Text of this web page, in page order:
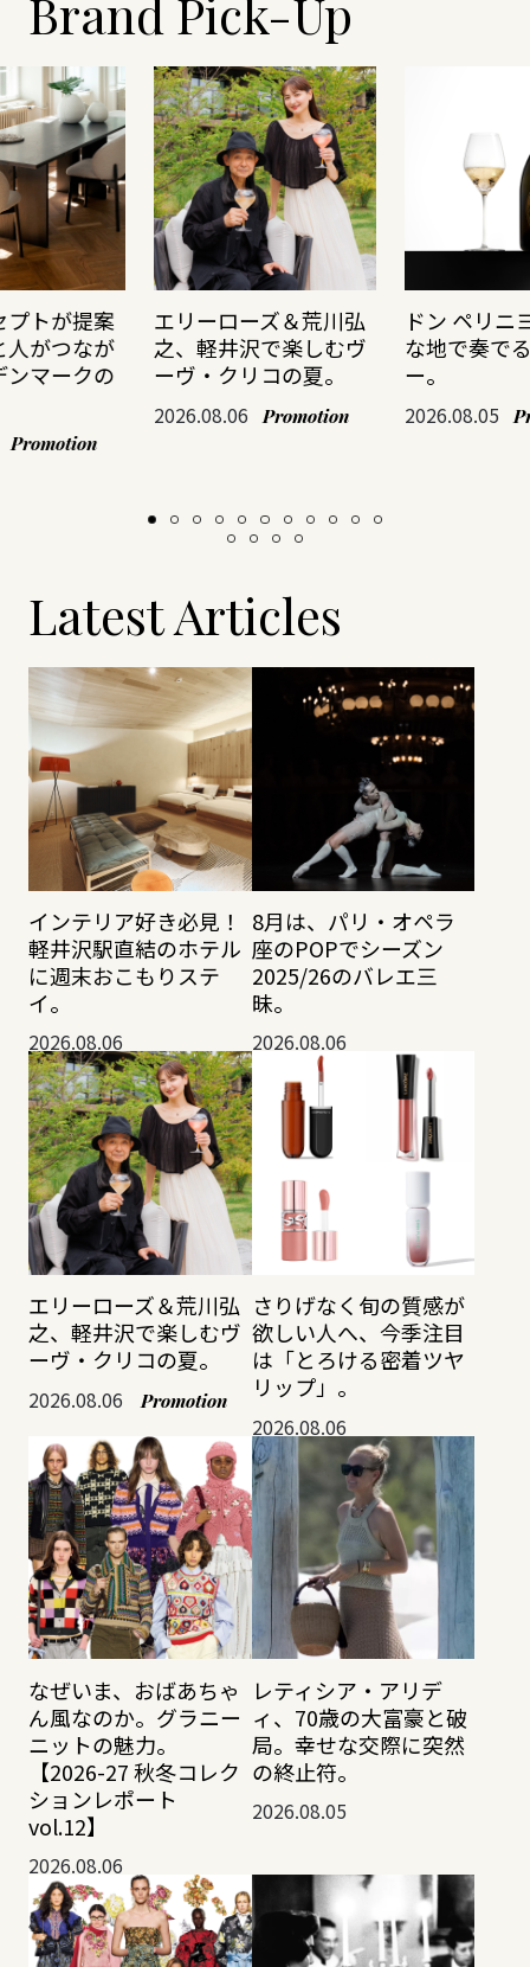
Brand Pick-Up
プトが提案
人がつなが
ンマークの
Promotion
エリーローズ＆荒川弘
之、軽井沢で楽しむヴ
ーヴ・クリコの夏。
2026.08.06 Promotion
ドン ペリニ
な地で奏で
ー。
2026.08.05
Latest Articles
インテリア好き必見！
軽井沢駅直結のホテル
に週末おこもりステ
イ。
2026.08.06
8月は、パリ・オペラ
座のPOPでシーズン
2025/26のバレエ三
昧。
2026.08.06
エリーローズ＆荒川弘
之、軽井沢で楽しむヴ
ーヴ・クリコの夏。
2026.08.06 Promotion
さりげなく旬の質感が
欲しい人へ、今季注目
は「とろける密着ツヤ
リップ」。
2026.08.06
なぜいま、おばあちゃ
ん風なのか。グラニー
ニットの魅力。
【2026-27 秋冬コレク
ションレポート
vol.12】
2026.08.06
レティシア・アリデ
ィ、70歳の大富豪と破
局。幸せな交際に突然
の終止符。
2026.08.05